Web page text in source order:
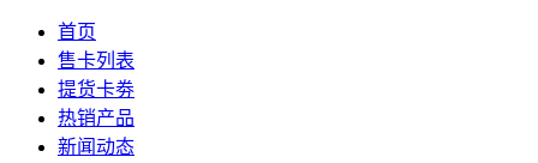
首页
售卡列表
提货卡劵
热销产品
新闻动态